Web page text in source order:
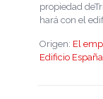
propiedad
hará con el
Origen: El
Edificio